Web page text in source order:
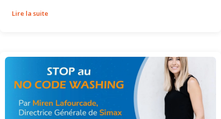
Lire la suite